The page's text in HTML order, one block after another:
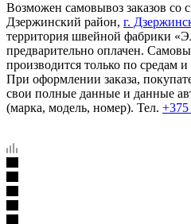
Возможен самовывоз заказов со
Дзержинский район, г.
территория швейной фабрики
предварительно оплачен.
производится только по средам
При оформлении заказа,
свои полные данные и данные
(марка, модель, номер). Тел. +375